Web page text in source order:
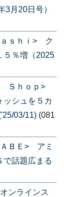
3月20日号）
ａｓｈｉ> ク
５％増（2025
Ｓｈｏｐ>
シュを５カ
03/11) (081
ＢＥ> アミ
で話題広まる
ンラインス